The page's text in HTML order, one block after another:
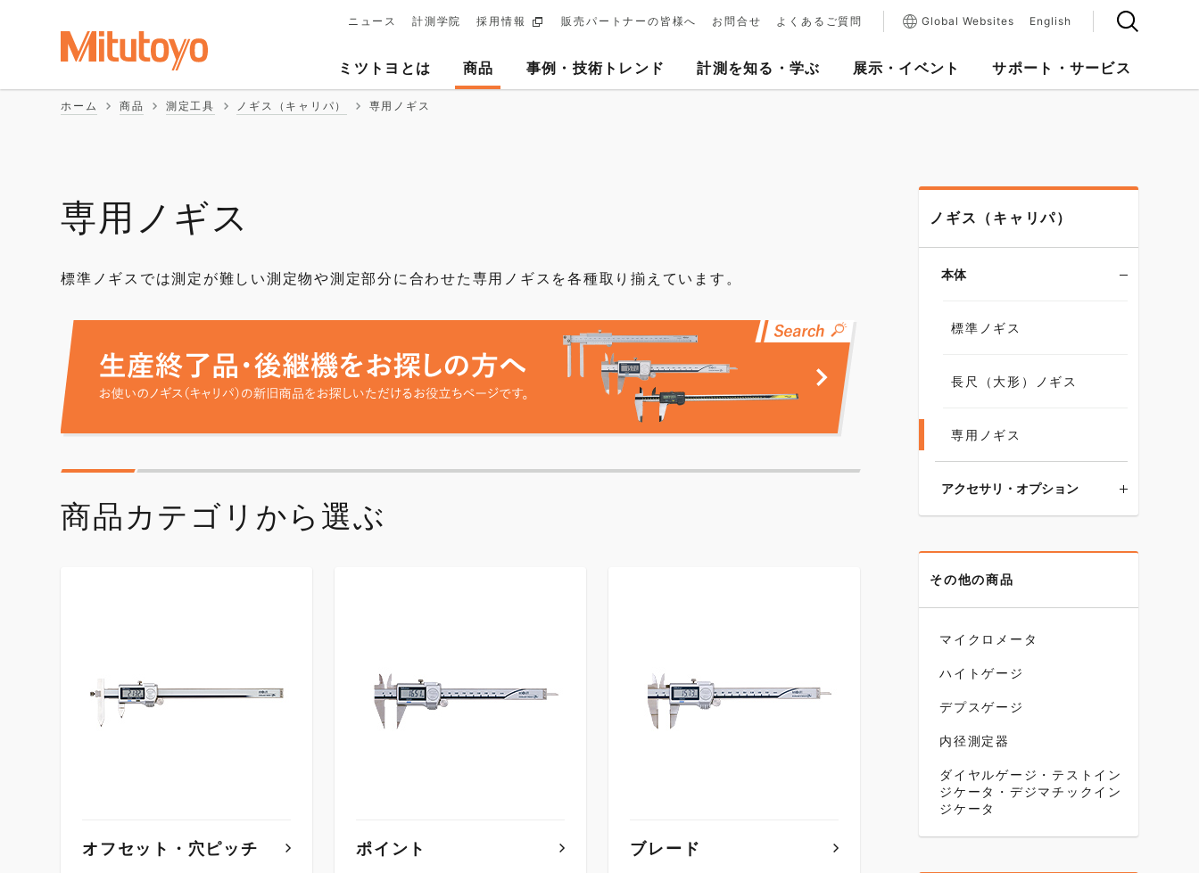
Secondary
Navigation
ミツトヨとは 商品 事例・技術トレンド 計測を知る・学ぶ 展示・イベント サポート・サービス
メ
イ
ン
ビ
ゲ
ニュース 計測学院 採用情報 販売パートナーの皆様へ お問合せ よくあるご質問 Global Websites English
ホーム 商品 測定工具 ノギス（キャリパ） 専用ノギス
専用ノギス
標準ノギスでは測定が難しい測定物や測定部分に合わせた専用ノギスを各種取り揃えています。
商品カテゴリから選ぶ
オフセット・穴ピッチ ポイント ブレード
ノギス（キャリパ）
本体
標準ノギス
長尺（大形）ノギス
専用ノギス
アクセサリ・オプション
その他の商品
マイクロメータ
ハイトゲージ
デプスゲージ
内径測定器
ダイヤルゲージ・テストイン
ジケータ・デジマチックイン
ジケータ